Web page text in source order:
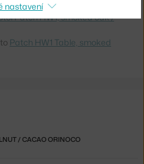
Patch HW1, smoked oak /
Patch HW1 Table, smoked
/ CACAO ORINOCO
nastavení